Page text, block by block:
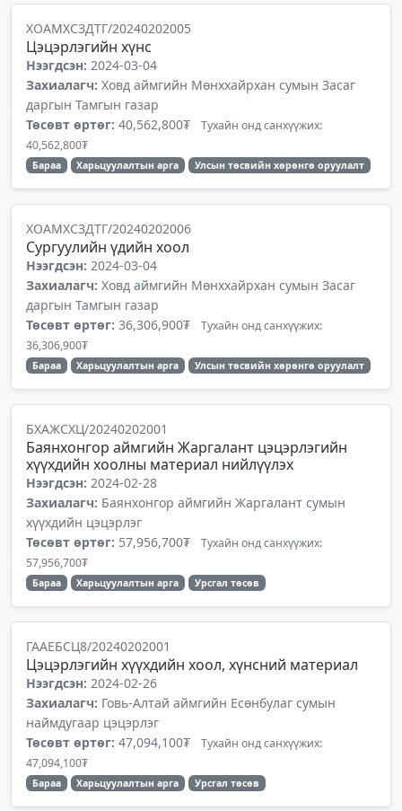
ХОАМХСЗДТГ/20240202005
Цэцэрлэгийн хүнс
Нээгдсэн: 2024-03-04
Захиалагч: Ховд аймгийн Мөнххайрхан сумын Засаг
даргын Тамгын газар
Төсөвт өртөг: 40,562,800₮ Тухайн онд санхүүжих:
40,562,800₮
Бараа Харьцуулалтын арга Улсын төсвийн хөрөнгө оруулалт
ХОАМХСЗДТГ/20240202006
Сургуулийн үдийн хоол
Нээгдсэн: 2024-03-04
Захиалагч: Ховд аймгийн Мөнххайрхан сумын Засаг
даргын Тамгын газар
Төсөвт өртөг: 36,306,900₮ Тухайн онд санхүүжих:
36,306,900₮
Бараа Харьцуулалтын арга Улсын төсвийн хөрөнгө оруулалт
БХАЖСХЦ/20240202001
Баянхонгор аймгийн Жаргалант цэцэрлэгийн
хүүхдийн хоолны материал нийлүүлэх
Нээгдсэн: 2024-02-28
Захиалагч: Баянхонгор аймгийн Жаргалант сумын
хүүхдийн цэцэрлэг
Төсөвт өртөг: 57,956,700₮ Тухайн онд санхүүжих:
57,956,700₮
Бараа Харьцуулалтын арга Урсгал төсөв
ГААЕБСЦ8/20240202001
Цэцэрлэгийн хүүхдийн хоол, хүнсний материал
Нээгдсэн: 2024-02-26
Захиалагч: Говь-Алтай аймгийн Есөнбулаг сумын
наймдугаар цэцэрлэг
Төсөвт өртөг: 47,094,100₮ Тухайн онд санхүүжих:
47,094,100₮
Бараа Харьцуулалтын арга Урсгал төсөв